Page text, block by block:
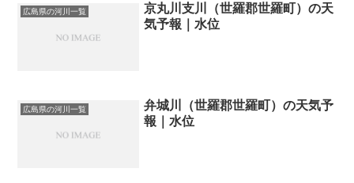
広島県の河川一覧
京丸川支川（世羅郡世羅町）の天
気予報｜水位
広島県の河川一覧
弁城川（世羅郡世羅町）の天気予
報｜水位